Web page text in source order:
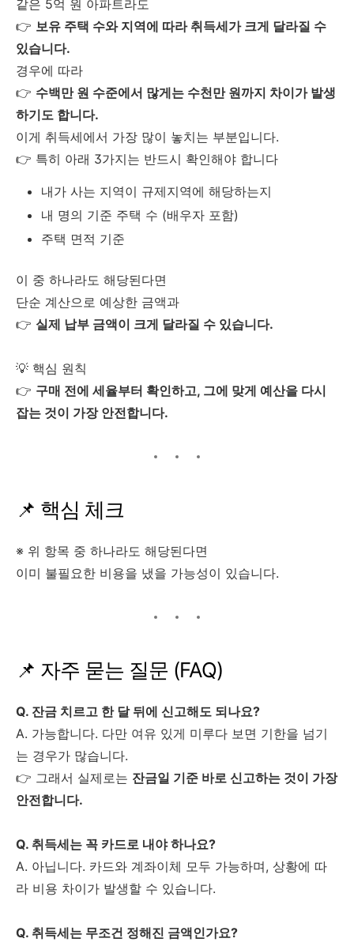
같은 5억 원 아파트라도
👉 보유 주택 수와 지역에 따라 취득세가 크게 달라질 수
있습니다.
경우에 따라
👉 수백만 원 수준에서 많게는 수천만 원까지 차이가 발생
하기도 합니다.
이게 취득세에서 가장 많이 놓치는 부분입니다.
👉 특히 아래 3가지는 반드시 확인해야 합니다
내가 사는 지역이 규제지역에 해당하는지
내 명의 기준 주택 수 (배우자 포함)
주택 면적 기준
이 중 하나라도 해당된다면
단순 계산으로 예상한 금액과
👉 실제 납부 금액이 크게 달라질 수 있습니다.
💡 핵심 원칙
👉 구매 전에 세율부터 확인하고, 그에 맞게 예산을 다시
잡는 것이 가장 안전합니다.
📌 핵심 체크
※ 위 항목 중 하나라도 해당된다면
이미 불필요한 비용을 냈을 가능성이 있습니다.
📌 자주 묻는 질문 (FAQ)
Q. 잔금 치르고 한 달 뒤에 신고해도 되나요?
A. 가능합니다. 다만 여유 있게 미루다 보면 기한을 넘기
는 경우가 많습니다.
👉 그래서 실제로는 잔금일 기준 바로 신고하는 것이 가장
안전합니다.
Q. 취득세는 꼭 카드로 내야 하나요?
A. 아닙니다. 카드와 계좌이체 모두 가능하며, 상황에 따
라 비용 차이가 발생할 수 있습니다.
Q. 취득세는 무조건 정해진 금액인가요?